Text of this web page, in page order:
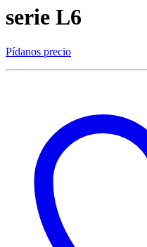
serie L6
Pídanos precio